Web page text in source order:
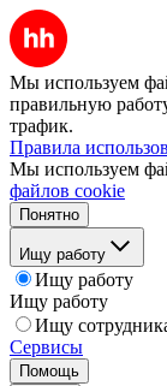
Мы используем
правильную
трафик.
Правила
Мы используем
файлов cookie
Понятно
Ищу работу
Ищу работу
Ищу работу
Ищу
Сервисы
Помощь